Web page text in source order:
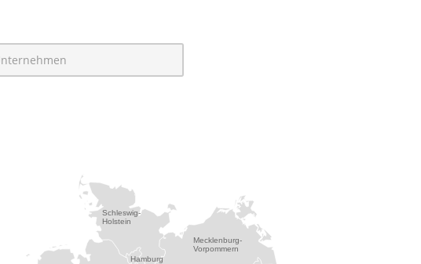
Mecklenburg-
Vorpommern
Schleswig-
Holstein
Hamburg